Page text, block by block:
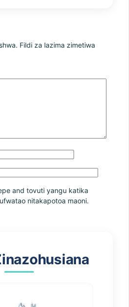
Fildi za lazima zimetiwa
and tovuti yangu katika
nitakapotoa maoni.